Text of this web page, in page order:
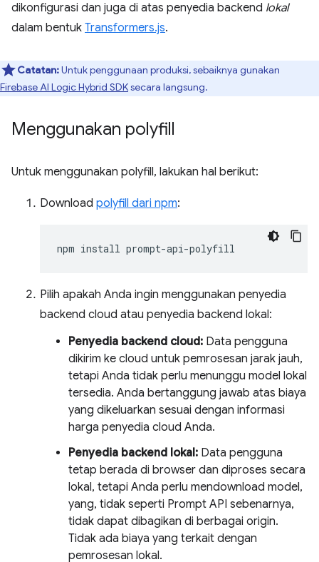
dikonfigurasi dan juga di atas penyedia backend lokal
dalam bentuk Transformers.js.
Catatan:Untuk penggunaan produksi, sebaiknya gunakan
Firebase AI Logic Hybrid SDKsecara langsung.
Menggunakan polyfill
Untuk menggunakan polyfill, lakukan hal berikut:
Download polyfill dari npm:
npm install
Pilih apakah Anda ingin menggunakan penyedia
backend cloud atau penyedia backend lokal:
Penyedia backend cloud: Data pengguna
dikirim ke cloud untuk pemrosesan jarak jauh,
tetapi Anda tidak perlu menunggu model lokal
tersedia. Anda bertanggung jawab atas biaya
yang dikeluarkan sesuai dengan informasi
harga penyedia cloud Anda.
Penyedia backend lokal: Data pengguna
tetap berada di browser dan diproses secara
lokal, tetapi Anda perlu mendownload model,
yang, tidak seperti Prompt API sebenarnya,
tidak dapat dibagikan di berbagai origin.
Tidak ada biaya yang terkait dengan
pemrosesan lokal.